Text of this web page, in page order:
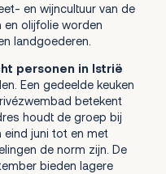
en wijncultuur van de
en olijfolie worden
landgoederen.
personen in Istrië
Een gedeelde keuken
betekent
houdt de groep bij
eind juni tot en met
de norm zijn. De
bieden lagere